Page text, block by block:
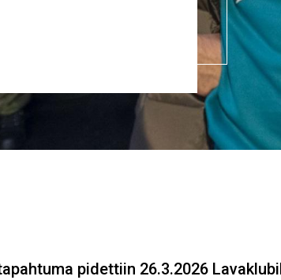
pidettiin 26.3.2026